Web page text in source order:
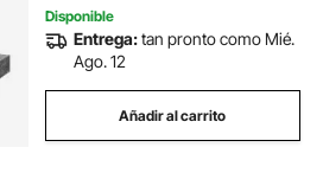
Disponible
Entrega:tan pronto como Mié.
Ago. 12
Añadir al carrito